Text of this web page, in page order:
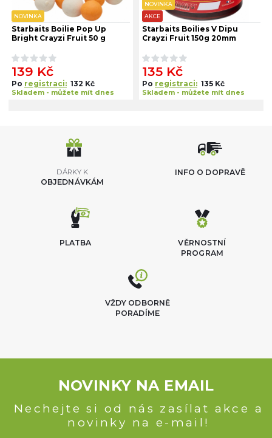
NOVINKA
Starbaits Boilie Pop Up
Bright Crayzi Fruit 50 g
139 Kč
Po registraci: 132 Kč
Skladem - můžete mít dnes
NOVINKA
AKCE
Starbaits Boilies V Dipu
Crayzi Fruit 150g 20mm
135 Kč
Po registraci: 135 Kč
Skladem - můžete mít dnes
DÁRKY K
OBJEDNÁVKÁM
INFO O DOPRAVĚ
VĚRNOSTNÍ
PROGRAM
PLATBA
VŽDY ODBORNĚ
PORADÍME
NOVINKY NA EMAIL
Nechejte si od nás zasílat akce a
novinky na e-mail!